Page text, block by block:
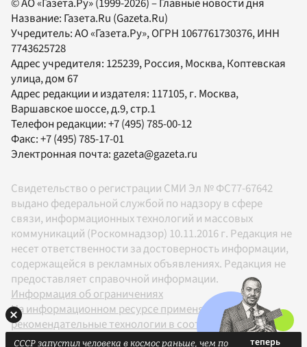
Название: Газета.Ru (Gazeta.Ru)
Учредитель:АО «Газета.Ру», ОГРН 1067761730376, ИНН
7743625728
Адрес учредителя: 125239, Россия, Москва, Коптевская
улица, дом 67
Адрес редакции и издателя: 117105, г. Москва,
Варшавское шоссе, д.9, стр.1
Телефон редакции:+7 (495) 785-00-12
Факс:+7 (495) 785-17-01
Электронная почта: gazeta@gazeta.ru
Свидетельство о регистрации СМИ Эл № ФС77-67642
выдано федеральной службой по надзору в сфере
связи, информационных технологий и массовых
коммуникаций (Роскомнадзор) 10.11.2016 г. Редакция не
несет ответственности за достоверность информации,
содержащейся в рекламных объявлениях. Редакция не
предоставляет справочной информации.
Информация об ограничениях
На информационном ресурсе применяются
рекомендательные технологии в соответствии с
Правилами
СССР запустил человека в космос раньше, чем по